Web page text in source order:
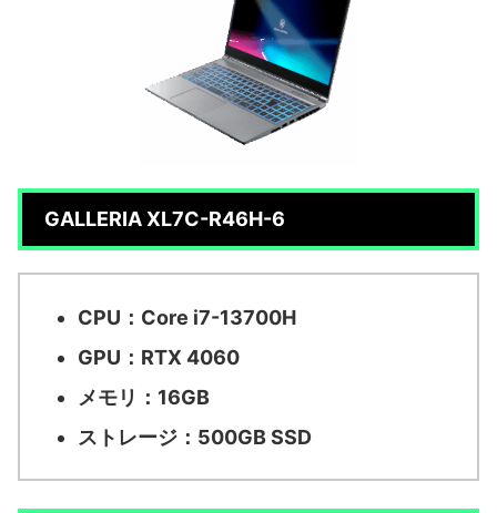
GALLERIA XL7C-R46H-6
CPU：Core i7-13700H
GPU：RTX 4060
メモリ：16GB
ストレージ：500GB SSD